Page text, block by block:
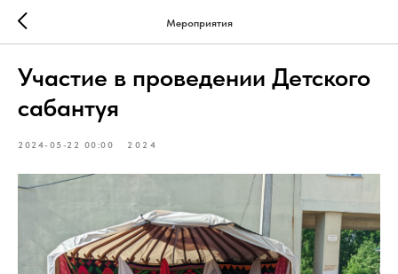
Мероприятия
Участие в проведении Детского
сабантуя
2024-05-22 00:00 2024